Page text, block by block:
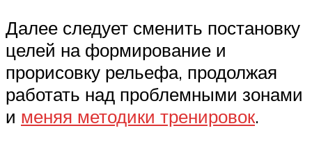
Далее следует сменить постановку
целей на формирование и
прорисовку рельефа, продолжая
работать над проблемными зонами
и меняя методики тренировок.